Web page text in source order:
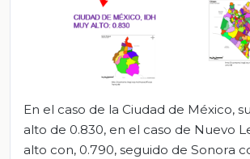
En el caso de la Ciudad de México,
alto de 0.830, en el caso de Nuevo
alto con, 0.790, seguido de Sonora